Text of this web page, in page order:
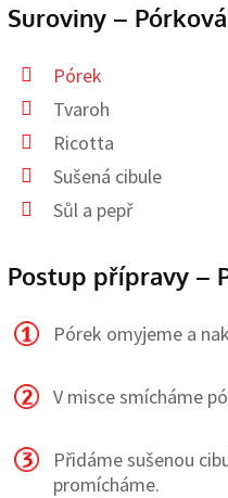
Suroviny –
Pórek
Tvaroh
Ricotta
Sušená cibule
Sůl a pepř
Postup přípravy –
Pórek omyjeme a
V misce smícháme
Přidáme sušenou
promícháme.